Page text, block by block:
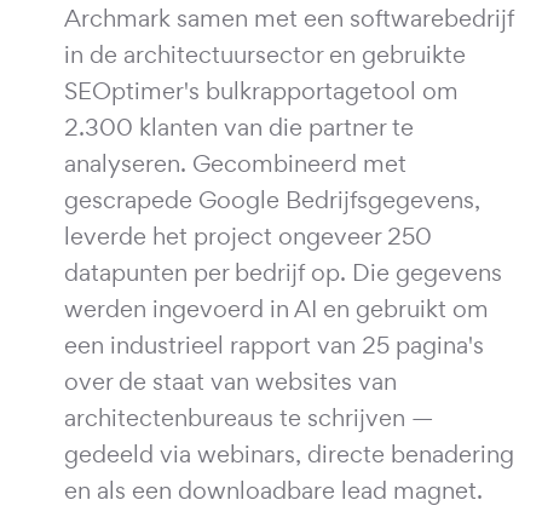
Archmark samen met een softwarebedrijf
in de architectuursector en gebruikte
SEOptimer's bulkrapportagetool om
2.300 klanten van die partner te
analyseren. Gecombineerd met
gescrapede Google Bedrijfsgegevens,
leverde het project ongeveer 250
datapunten per bedrijf op. Die gegevens
werden ingevoerd in AI en gebruikt om
een industrieel rapport van 25 pagina's
over de staat van websites van
architectenbureaus te schrijven —
gedeeld via webinars, directe benadering
en als een downloadbare lead magnet.